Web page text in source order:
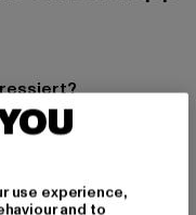
use experience,
and to